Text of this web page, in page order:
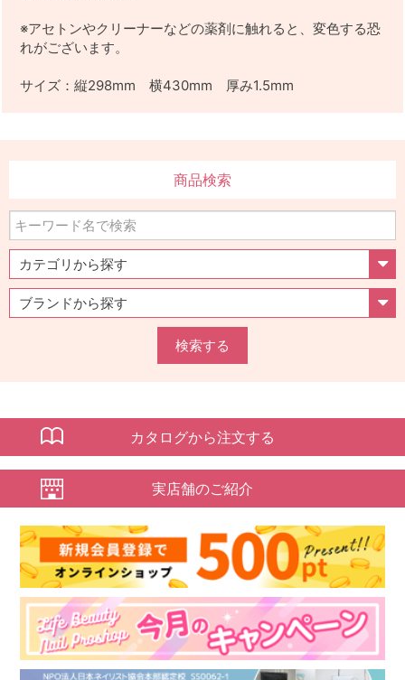
※アセトンやクリーナーなどの薬剤に触れると、変色する恐
れがございます。
サイズ：縦298mm 横430mm 厚み1.5mm
商品検索
検索する
カタログから注文する
実店舗のご紹介